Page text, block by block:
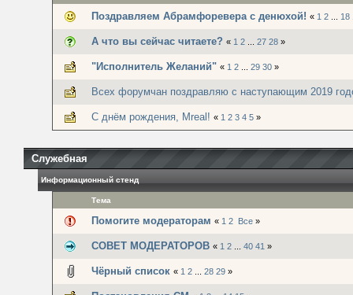
Поздравляем Абрамфоревера с денюхой! « 1 2 18
А что вы сейчас читаете? « 1 2 27 28 »
"Исполнитель Желаний" « 1 2 29 30 »
Всех форумчан поздравляю с наступающим 2019
С днём рождения, Mreal! « 1 2 3 4 5 »
Служебная
Информационный стенд
Тема
Помогите модераторам « 1 2 Все »
СОВЕТ МОДЕРАТОРОВ « 1 2 40 41 »
Чёрный список « 1 2 28 29 »